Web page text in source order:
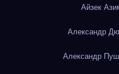
Айзек
Александр
Александр